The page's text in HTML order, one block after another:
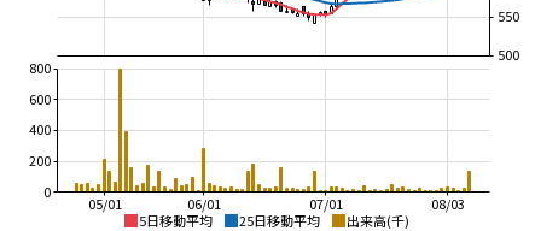
5日移動平均 25日移動平均 出来高(千)
08/03
07/01
06/01
05/01
500
550
0
200
400
600
800